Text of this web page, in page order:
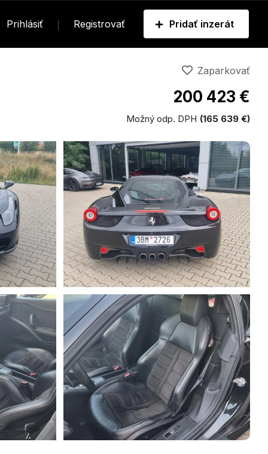
Prihlásiť Registrovať Pridať inzerát
Zaparkovať
200 423 €
Možný odp. DPH (165 639 €)